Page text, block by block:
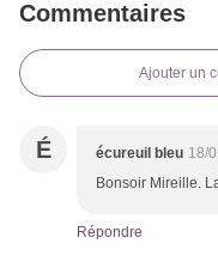
Commentaires
Ajouter un
É écureuil bleu 18/
Bonsoir Mireille.
Répondre